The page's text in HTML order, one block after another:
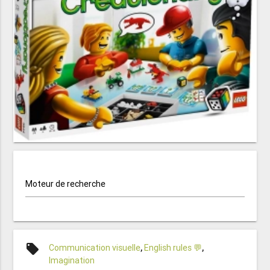
Moteur de recherche
local_offer Communication visuelle,English rules 💬,
Imagination